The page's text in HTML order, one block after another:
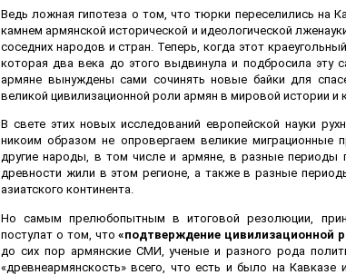
Ведь ложная гипотеза о том, что тюрки переселились на
камнем армянской исторической и идеологической
соседних народов и стран. Теперь, когда этот
которая два века до этого выдвинула и подбросила
армяне вынуждены сами сочинять новые байки для
великой цивилизационной роли армян в мировой истории и
В свете этих новых исследований европейской науки
никоим образом не опровергаем великие миграционные
другие народы, в том числе и армяне, в разные
древности жили в этом регионе, а также в разные
азиатского континента.
Но самым прелюбопытным в итоговой резолюции,
постулат о том, что«подтверждение цивилизационной
до сих пор армянские СМИ, ученые и разного рода
«древнеармянскость» всего, что есть и было на